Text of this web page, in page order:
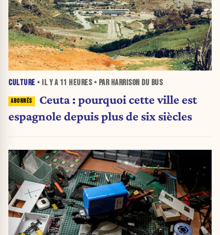
CULTURE • IL Y A 11 HEURES• PAR HARRISON DU BUS
Ceuta : pourquoi cette ville est
espagnole depuis plus de six siècles